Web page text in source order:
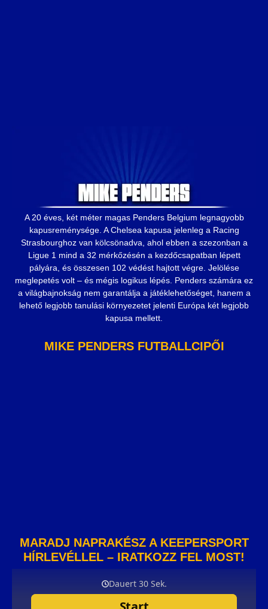
A 20 éves, két méter magas Penders Belgium legnagyobb
kapusreménysége. A Chelsea kapusa jelenleg a Racing
Strasbourghoz van kölcsönadva, ahol ebben a szezonban a
Ligue 1 mind a 32 mérkőzésén a kezdőcsapatban lépett
pályára, és összesen 102 védést hajtott végre. Jelölése
meglepetés volt – és mégis logikus lépés. Penders számára ez
a világbajnokság nem garantálja a játéklehetőséget, hanem a
lehető legjobb tanulási környezetet jelenti Európa két legjobb
kapusa mellett.
MIKE PENDERS FUTBALLCIPŐI
MARADJ NAPRAKÉSZ A KEEPERSPORT
HÍRLEVÉLLEL – IRATKOZZ FEL MOST!